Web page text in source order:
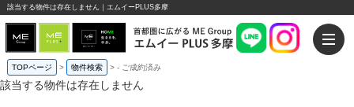
該当する物件は存在しません｜エムイーPLUS多摩
TOPページ > 物件検索 >- ご成約済み
該当する物件は存在しません